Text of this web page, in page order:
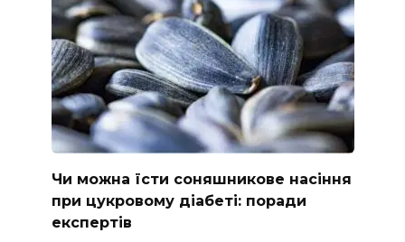
Чи можна їсти соняшникове насіння
при цукровому діабеті: поради
експертів